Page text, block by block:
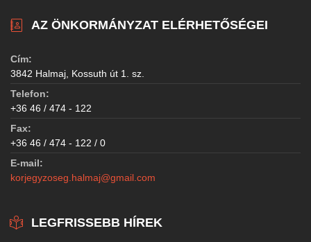
AZ ÖNKORMÁNYZAT ELÉRHETŐSÉGEI
Cím:
3842 Halmaj, Kossuth út 1. sz.
Telefon:
+36 46 / 474 - 122
Fax:
+36 46 / 474 - 122 / 0
E-mail:
korjegyzoseg.halmaj@gmail.com
LEGFRISSEBB HÍREK